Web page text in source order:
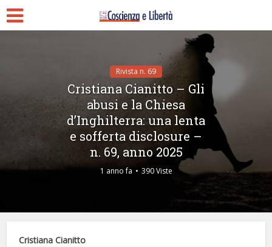
Rivista n. 69
Cristiana Cianitto – Gli
abusi e la Chiesa
d’Inghilterra: una lenta
e sofferta disclosure –
n. 69, anno 2025
1 anno fa 390 Viste
Cristiana Cianitto